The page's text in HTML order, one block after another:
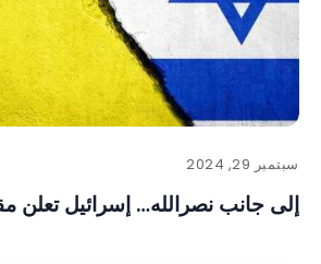
سبتمبر 29, 2024
إلى جانب نصرالله… إسرائيل تعلن مقتل 20